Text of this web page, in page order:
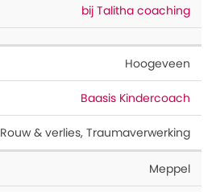
bij Talitha coaching
Hoogeveen
Baasis Kindercoach
Rouw & verlies, Traumaverwerking
Meppel